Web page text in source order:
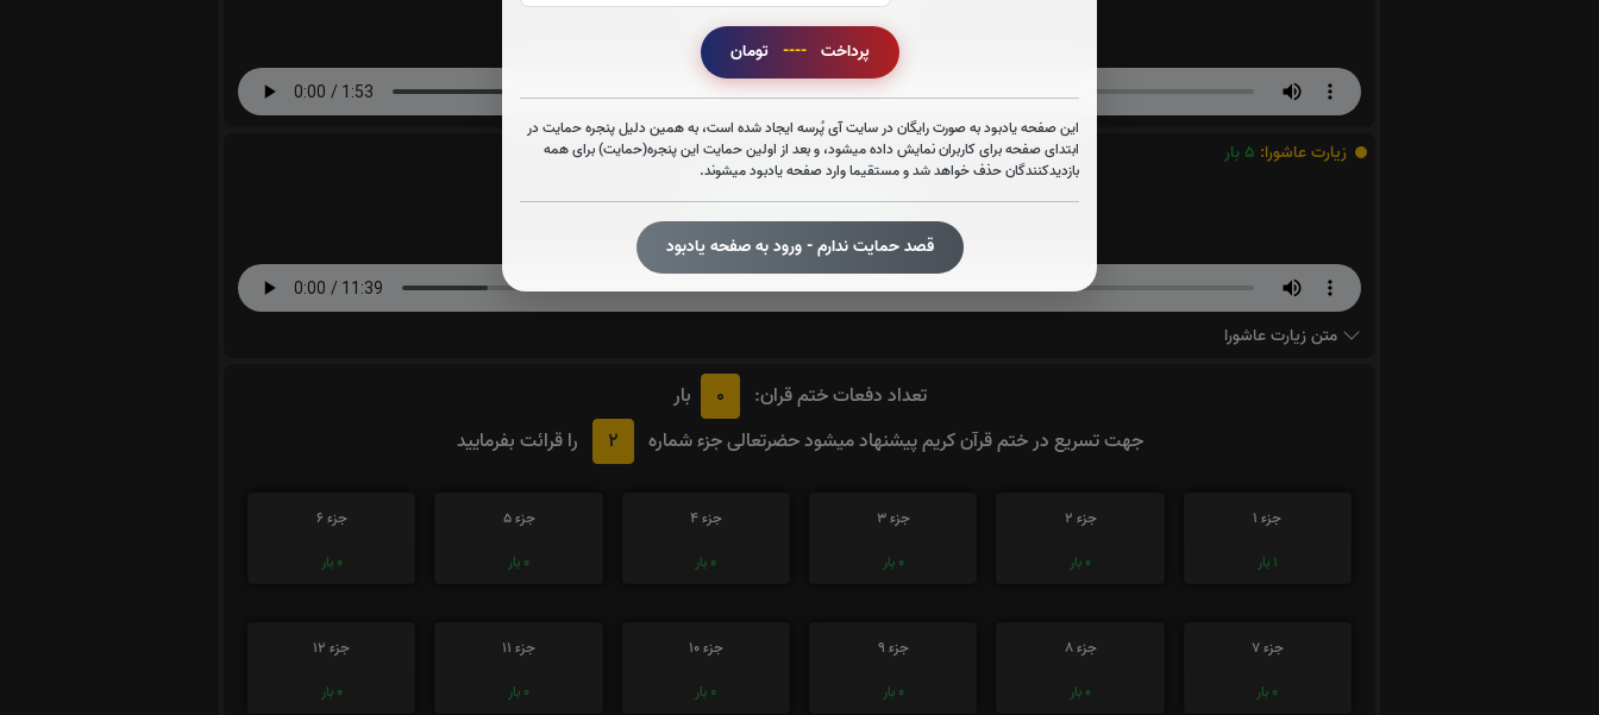
پرداخت ---- تومان
این صفحه یادبود به صورت رایگان در سایت آی پُرسه ایجاد شده است، به همین دلیل پنجره حمایت در
ابتدای صفحه برای کاربران نمایش داده میشود، و بعد از اولین حمایت این پنجره(حمایت) برای همه
بازدیدکنندگان حذف خواهد شد و مستقیما وارد صفحه یادبود میشوند.
قصد حمایت ندارم - ورود به صفحه یادبود
صوت آیت الکرسی
زیارت عاشورا: 5 بار
قرائت زیارت عاشورا را تقبل میکنم
صوت زیارت عاشورا - فانی
متن زیارت عاشورا
تعداد دفعات ختم قران: 0
بار
جهت تسریع در ختم قرآن کریم پیشنهاد میشود حضرتعالی جزء شماره
2 را قرائت بفرمایید
جزء 1
1 بار
جزء 2
0 بار
جزء 3
0 بار
جزء 4
0 بار
جزء 5
0 بار
جزء 6
0 بار
جزء 7
0 بار
جزء 8
0 بار
جزء 9
0 بار
جزء 10
0 بار
جزء 11
0 بار
جزء 12
0 بار